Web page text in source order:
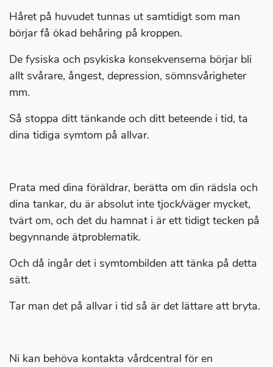
Håret på huvudet tunnas ut samtidigt som man
börjar få ökad behåring på kroppen.
De fysiska och psykiska konsekvenserna börjar bli
allt svårare, ångest, depression, sömnsvårigheter
mm.
Så stoppa ditt tänkande och ditt beteende i tid, ta
dina tidiga symtom på allvar.
Prata med dina föräldrar, berätta om din rädsla och
dina tankar, du är absolut inte tjock/väger mycket,
tvärt om, och det du hamnat i är ett tidigt tecken på
begynnande ätproblematik.
Och då ingår det i symtombilden att tänka på detta
sätt.
Tar man det på allvar i tid så är det lättare att bryta.
Ni kan behöva kontakta vårdcentral för en